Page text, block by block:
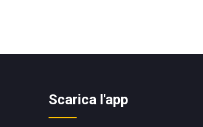
Scarica l'app